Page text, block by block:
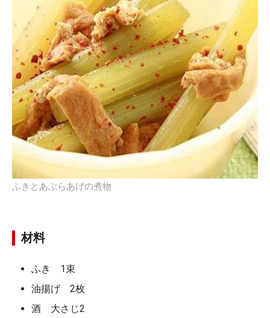
ふきとあぶらあげの煮物
材料
ふき 1束
油揚げ 2枚
酒 大さじ2